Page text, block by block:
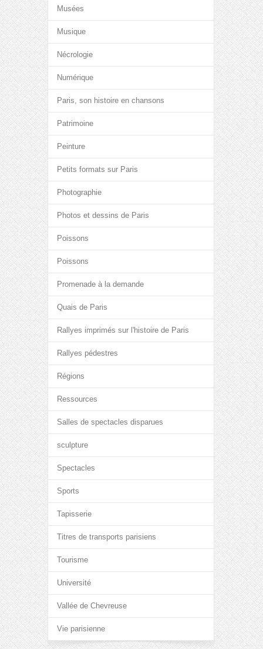
Musées
Musique
Nécrologie
Numérique
Paris, son histoire en chansons
Patrimoine
Peinture
Petits formats sur Paris
Photographie
Photos et dessins de Paris
Poissons
Poissons
Promenade à la demande
Quais de Paris
Rallyes imprimés sur l'histoire de Paris
Rallyes pédestres
Régions
Ressources
Salles de spectacles disparues
sculpture
Spectacles
Sports
Tapisserie
Titres de transports parisiens
Tourisme
Université
Vallée de Chevreuse
Vie parisienne